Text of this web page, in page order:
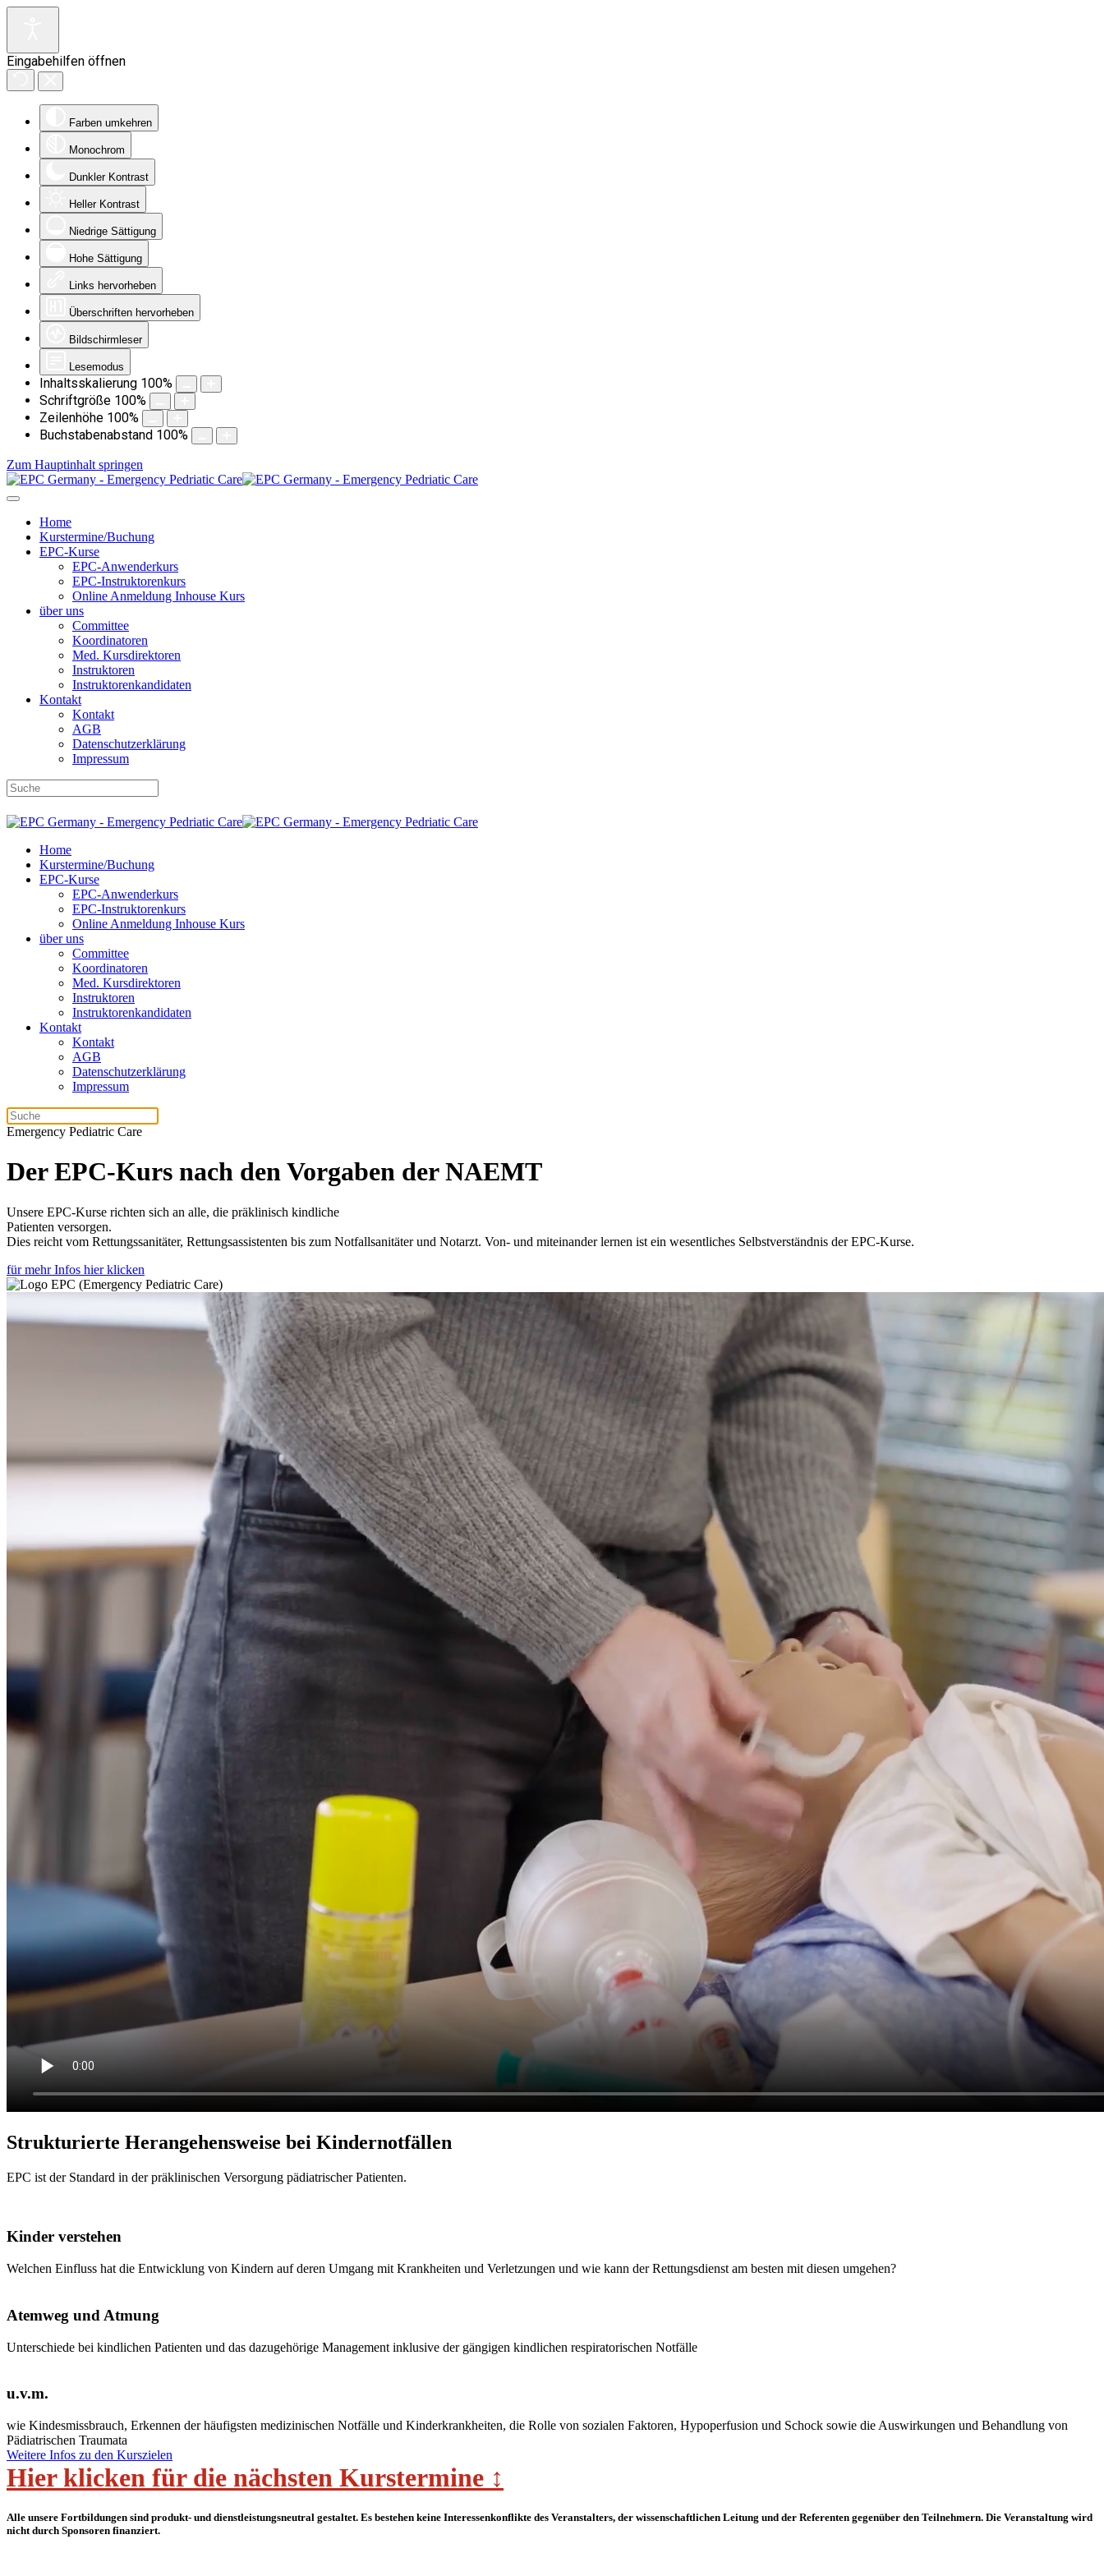
Eingabehilfen öffnen
Farben umkehren
Monochrom
Dunkler Kontrast
Heller Kontrast
Niedrige Sättigung
Hohe Sättigung
Links hervorheben
Überschriften hervorheben
Bildschirmleser
Lesemodus
Inhaltsskalierung 100%
Schriftgröße 100%
Zeilenhöhe 100%
Buchstabenabstand 100%
Zum Hauptinhalt springen
Home
Kurstermine/Buchung
EPC-Kurse
EPC-Anwenderkurs
EPC-Instruktorenkurs
Online Anmeldung Inhouse Kurs
über uns
Committee
Koordinatoren
Med. Kursdirektoren
Instruktoren
Instruktorenkandidaten
Kontakt
Kontakt
AGB
Datenschutzerklärung
Impressum
Home
Kurstermine/Buchung
EPC-Kurse
EPC-Anwenderkurs
EPC-Instruktorenkurs
Online Anmeldung Inhouse Kurs
über uns
Committee
Koordinatoren
Med. Kursdirektoren
Instruktoren
Instruktorenkandidaten
Kontakt
Kontakt
AGB
Datenschutzerklärung
Impressum
Emergency Pediatric Care
Der EPC-Kurs nach den Vorgaben der NAEMT
Unsere EPC-Kurse richten sich an alle, die präklinisch kindliche
Patienten versorgen.
Dies reicht vom Rettungssanitäter, Rettungsassistenten bis zum Notfallsanitäter und Notarzt. Von- und miteinander lernen ist ein wesentliches Selbstverständnis der EPC-Kurse.
für mehr Infos hier klicken
Strukturierte Herangehensweise bei Kindernotfällen
EPC ist der Standard in der präklinischen Versorgung pädiatrischer Patienten.
Kinder verstehen
Welchen Einfluss hat die Entwicklung von Kindern auf deren Umgang mit Krankheiten und Verletzungen und wie kann der Rettungsdienst am besten mit diesen umgehen?
Atemweg und Atmung
Unterschiede bei kindlichen Patienten und das dazugehörige Management inklusive der gängigen kindlichen respiratorischen Notfälle
u.v.m.
wie Kindesmissbrauch, Erkennen der häufigsten medizinischen Notfälle und Kinderkrankheiten, die Rolle von sozialen Faktoren, Hypoperfusion und Schock sowie die Auswirkungen und Behandlung von
Pädiatrischen Traumata
Weitere Infos zu den Kurszielen
Hier klicken für die nächsten Kurstermine ↕︁
Alle unsere Fortbildungen sind produkt- und dienstleistungsneutral gestaltet. Es bestehen keine Interessenkonflikte des Veranstalters, der wissenschaftlichen Leitung und der Referenten gegenüber den Teilnehmern. Die Veranstaltung wird
nicht durch Sponsoren finanziert.